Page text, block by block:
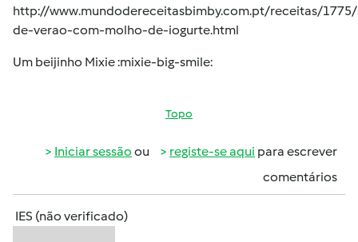
http://www.mundodereceitasbimby.com.pt/receitas/
de-verao-com-molho-de-iogurte.html
Um beijinho Mixie :mixie-big-smile:
Topo
Iniciar sessão ou registe-se aqui para escrever
comentários
IES (não verificado)